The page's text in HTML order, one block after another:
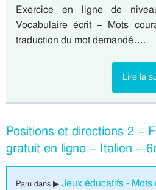
Exercice en ligne de
Vocabulaire écrit – Mots
traduction du mot demandé….
Lire la
Positions et directions 2 –
gratuit en ligne – Italien –
Paru dans ▶ Jeux éducatifs - Mots